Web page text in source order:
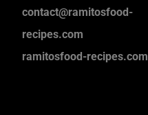
contact@ramitosfood-
recipes.com
ramitosfood-recipes.com